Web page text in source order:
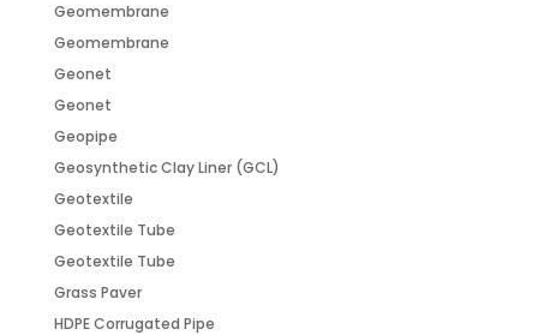
Geomembrane
Geomembrane
Geonet
Geonet
Geopipe
Geosynthetic Clay Liner (GCL)
Geotextile
Geotextile Tube
Geotextile Tube
Grass Paver
HDPE Corrugated Pipe